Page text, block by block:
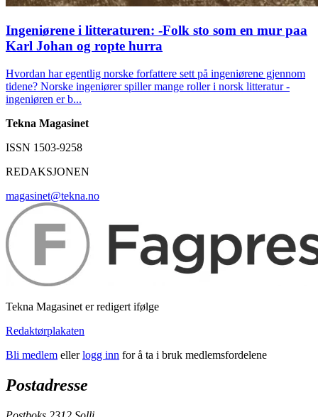
Ingeniørene i litteraturen: -Folk sto som en mur paa
Karl Johan og ropte hurra
Hvordan har egentlig norske forfattere sett på ingeniørene gjennom
tidene? Norske ingeniører spiller mange roller i norsk litteratur -
ingeniøren er b...
Tekna Magasinet
ISSN 1503-9258
REDAKSJONEN
magasinet@tekna.no
Tekna Magasinet er redigert ifølge
Redaktørplakaten
Bli medlem ellerlogg inn for å ta i bruk medlemsfordelene
Postadresse